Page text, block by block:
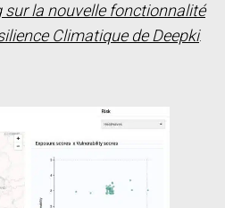
sur la nouvelle fonctionnalité
Climatique de Deepki.